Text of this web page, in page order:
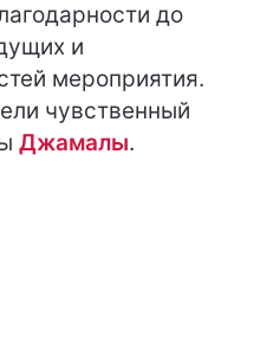
до
и
мероприятия.
чувственный
Джамалы.